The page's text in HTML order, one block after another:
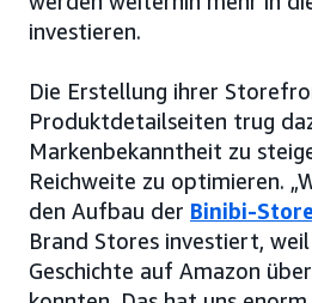
investieren.
Die Erstellung ihrer
Produktdetailseiten trug
Markenbekanntheit zu
Reichweite zu optimieren.
den Aufbau der Binibi-
Brand Stores investiert,
Geschichte auf Amazon